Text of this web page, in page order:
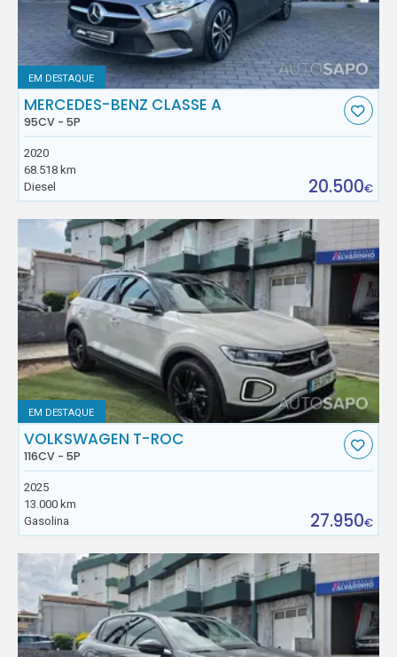
EM DESTAQUE
MERCEDES-BENZ CLASSE A
95CV - 5P
2020
68.518 km
Diesel
20.500€
EM DESTAQUE
VOLKSWAGEN T-ROC
116CV - 5P
2025
13.000 km
Gasolina
27.950€